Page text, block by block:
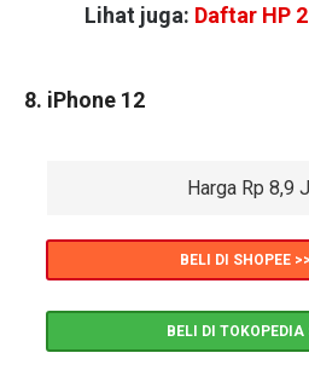
Lihat juga: Daftar HP
8. iPhone 12
Harga Rp 8,9
BELI DI SHOPEE >>
BELI DI TOKOPEDIA